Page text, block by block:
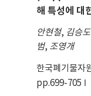
해 특성에 대
안현철, 김승도
범, 조영개
한국폐기물자
pp.699-705